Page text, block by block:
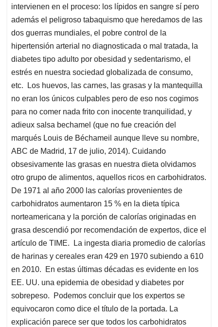
intervienen en el proceso: los lípidos en sangre sí pero
además el peligroso tabaquismo que heredamos de las
dos guerras mundiales, el pobre control de la
hipertensión arterial no diagnosticada o mal tratada, la
diabetes tipo adulto por obesidad y sedentarismo, el
estrés en nuestra sociedad globalizada de consumo,
etc. Los huevos, las carnes, las grasas y la mantequilla
no eran los únicos culpables pero de eso nos cogimos
para no comer nada frito con inocente tranquilidad, y
adieux salsa bechamel (que no fue creación del
marqués Louis de Béchameil aunque lleve su nombre,
ABC de Madrid, 17 de julio, 2014). Cuidando
obsesivamente las grasas en nuestra dieta olvidamos
otro grupo de alimentos, aquellos ricos en carbohidratos.
De 1971 al año 2000 las calorías provenientes de
carbohidratos aumentaron 15 % en la dieta típica
norteamericana y la porción de calorías originadas en
grasa descendió por recomendación de expertos, dice el
artículo de TIME. La ingesta diaria promedio de calorías
de harinas y cereales eran 429 en 1970 subiendo a 610
en 2010. En estas últimas décadas es evidente en los
EE. UU. una epidemia de obesidad y diabetes por
sobrepeso. Podemos concluir que los expertos se
equivocaron como dice el título de la portada. La
explicación parece ser que todos los carbohidratos